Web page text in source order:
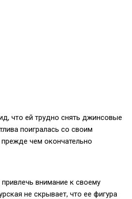
что ей трудно снять джинсовые
поигралась со своим
чем окончательно
внимание к своему
не скрывает, что ее фигура